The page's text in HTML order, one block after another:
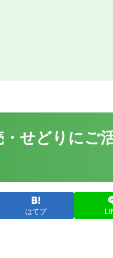
せどりにご
はてブ